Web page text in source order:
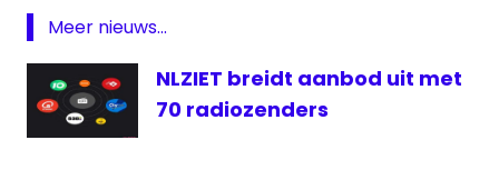
FunX
NPO
NPO
Meer nieuws...
NLZIET breidt aanbod uit met
70 radiozenders